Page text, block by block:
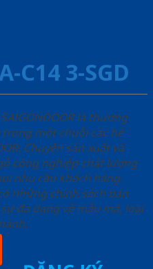
C14 3-SGD
là thương
một chuỗi các hệ
Chuyên sản xuất và
công nghiệp chất lượng
nhu cầu khách hàng.
những chính sách bán
đa dạng về mẫu mã, loại